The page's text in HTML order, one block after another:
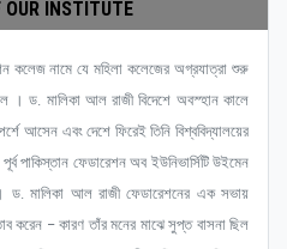
OUR INSTITUTE
কলেজ নামে যে মহিলা কলেজের অগ্রযাত্রা শুরু
। ড. মালিকা আল রাজী বিদেশে অবস্হান কালে
আসেন এবং দেশে ফিরেই তিনি বিশ্ববিদ্যালয়ের
পাকিস্তান ফেডারেশন অব ইউনিভার্সিটি উইমেন
ড. মালিকা আল রাজী ফেডারেশনের এক সভায়
করেন – কারণ তাঁর মনের মাঝে সুপ্ত বাসনা ছিল